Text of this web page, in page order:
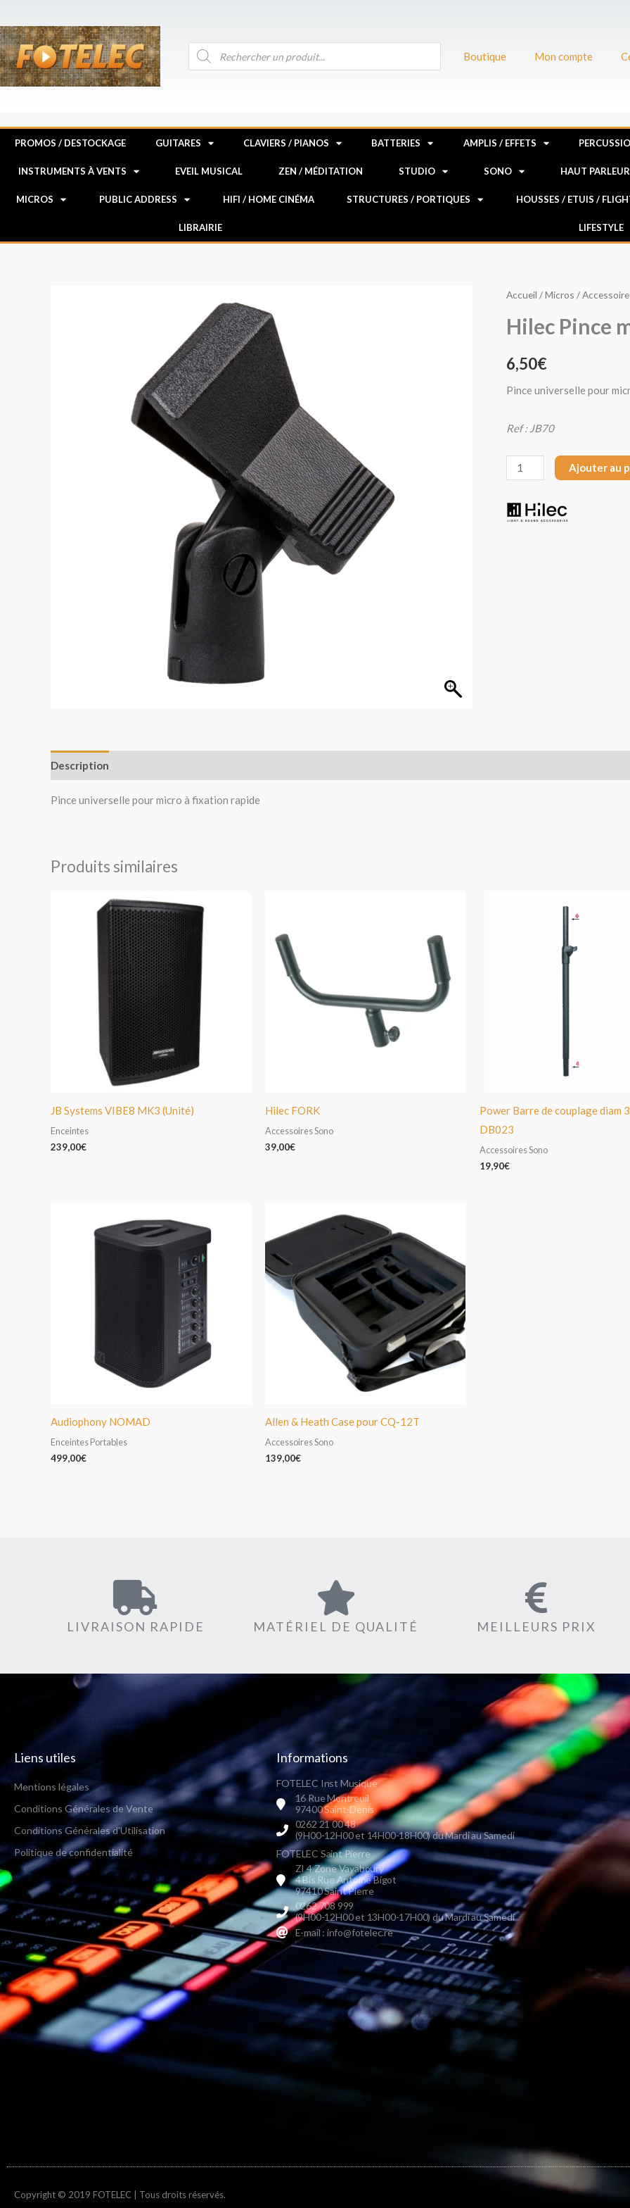
au
contenu
Recherche
de
produits
Boutique Mon compte
PROMOS / DESTOCKAGE GUITARES CLAVIERS / PIANOS BATTERIES AMPLIS / EFFETS
INSTRUMENTS À VENTS EVEIL MUSICAL ZEN / MÉDITATION STUDIO SONO HAUT PARLEUR
MICROS PUBLIC ADDRESS HIFI / HOME CINÉMA STRUCTURES / PORTIQUES HOUSSES / ETUIS /
LIBRAIRIE LIFESTYLE
Accueil /Micros /
Hilec Pince
6,50€
Pince universelle pour
Ref : JB70
quantité
Hilec
micro
JB70
Ajouter au
Description
Pince universelle pour micro à fixation rapide
Produits similaires
JB Systems VIBE8 MK3 (Unité)
Enceintes
239,00€
Hilec FORK
Accessoires Sono
39,00€
Power Barre de couplage diam
DB023
Accessoires Sono
19,90€
Audiophony NOMAD
Enceintes Portables
499,00€
Allen & Heath Case pour CQ-12T
Accessoires Sono
139,00€
LIVRAISON RAPIDE MATÉRIEL DE QUALITÉ MEILLEURS PRIX
Liens utiles
Mentions légales
Conditions Générales de Vente
Conditions Générales d'Utilisation
Politique de confidentialité
Informations
FOTELEC Inst Musique
16 Rue Montreuil
97400 Saint-Denis
0262 21 00 48
(9H00-12H00 et 14H00-18H00) du Mardi au Samedi
FOTELEC Saint Pierre
ZI 4 Zone Vayaboury
4 Bis Rue Antoine Bigot
97410 Saint Pierre
0262 708 999
(9H00-12H00 et 13H00-17H00) du Mardi au Samedi
E-mail : info@fotelec.re
Copyright © 2019 FOTELEC | Tous droits réservés.